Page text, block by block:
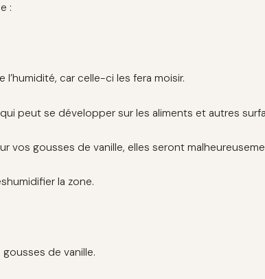
:
car celle-ci les fera moisir.
peut se développer sur les aliments et autres
vos gousses de vanille, elles seront
la zone.
de vanille.